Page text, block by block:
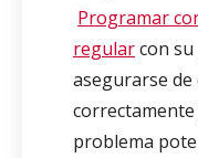
Programar
regularcon su
asegurarse
problema